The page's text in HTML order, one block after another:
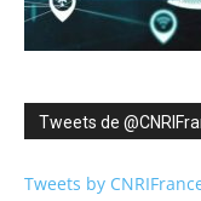
Tweets de
Tweets by